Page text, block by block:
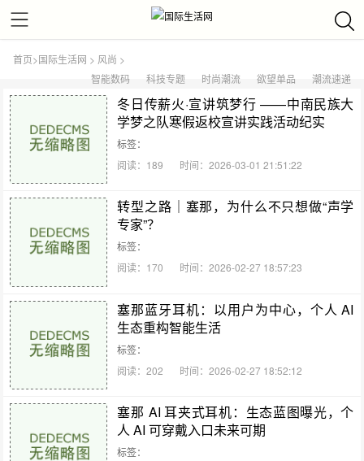
首页>国际生活网 > 风尚 >
智能数码
科技专题 时尚潮流 欲望单品 潮流速递
冬日传薪火·宣讲筑梦行 ——中南民族大
学梦之队寒假返校宣讲实践活动纪实
标签：
阅读：189
时间：2026-03-01 21:51:22
转型之路｜塞那，为什么不只想做“声学
专家”？
标签：
阅读：170
时间：2026-02-27 18:57:23
塞那蓝牙耳机：以用户为中心，个人 AI
生态重构智能生活
标签：
阅读：202
时间：2026-02-27 18:52:12
塞那 AI 耳夹式耳机：生态蓝图曝光，个
人 AI 可穿戴入口未来可期
标签：